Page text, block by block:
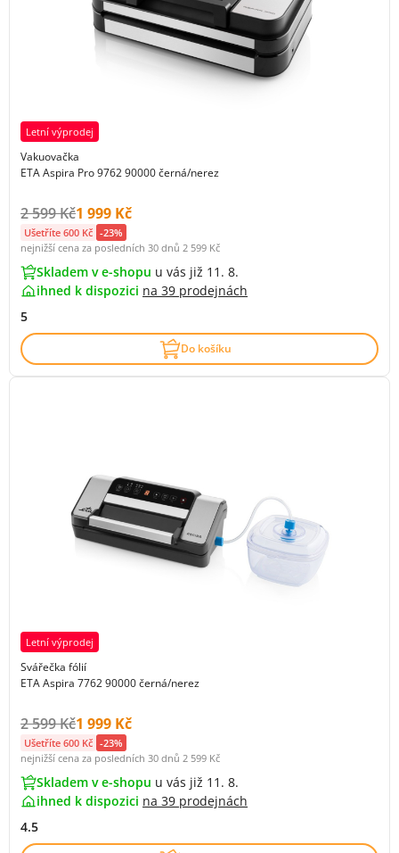
Letní výprodej
Vakuovačka
ETA Aspira Pro 9762 90000 černá/nerez
Původní cena s DPH:
2 599 KčCena s DPH:
1 999 Kč
Ušetříte 600 Kč -23%
nejnižší cena za posledních 30 dnů 2 599 Kč
Skladem v e-shopu u vás již 11. 8.
ihned k dispozici na 39 prodejnách
5
Do košíku
Letní výprodej
Svářečka fólií
ETA Aspira 7762 90000 černá/nerez
Původní cena s DPH:
2 599 KčCena s DPH:
1 999 Kč
Ušetříte 600 Kč -23%
nejnižší cena za posledních 30 dnů 2 599 Kč
Skladem v e-shopu u vás již 11. 8.
ihned k dispozici na 39 prodejnách
4.5